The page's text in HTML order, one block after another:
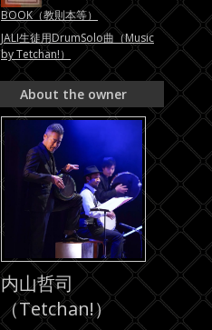
BOOK（教則本等）
JALI生徒用DrumSolo曲（Music
by Tetchan!）
About the owner
内山哲司
（Tetchan!）